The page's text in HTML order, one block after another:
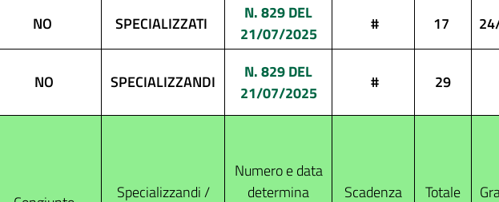
NO SPECIALIZZATI
N. 829 DEL
21/07/2025
# 17
NO SPECIALIZZANDI
N. 829 DEL
21/07/2025
# 29
Specializzandi /
Numero e data
determina
Scadenza Totale